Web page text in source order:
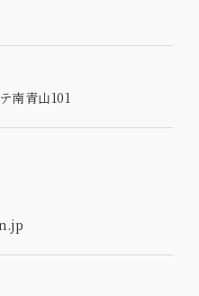
南青山101